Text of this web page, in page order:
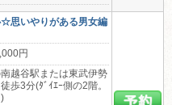
思いやりがある男女編
円
越谷駅または東武伊勢
歩3分(ﾀﾞｲｴｰ側の2階。